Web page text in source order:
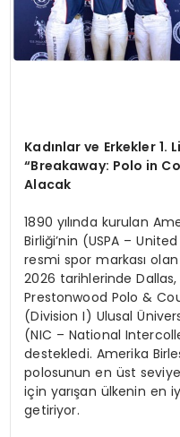
Kadınlar ve Erkekler 1.
“Breakaway: Polo in
Alacak
1890 yılında kurulan
Birliği’nin (USPA –
resmi spor markası olan
2026 tarihlerinde Dallas,
Prestonwood Polo &
(Division I) Ulusal
(NIC – National
destekledi. Amerika
polosunun en üst
için yarışan ülkenin en
getiriyor.